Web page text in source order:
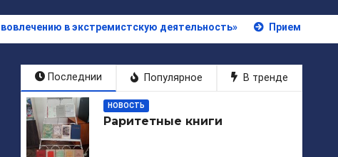
экстремистскую деятельность» Прием документов на
Последнии Популярное В тренде
НОВОСТЬ
Раритетные книги